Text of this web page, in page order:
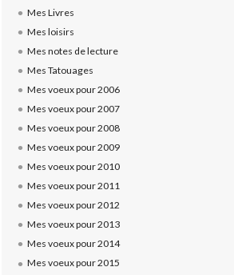
Mes Livres
Mes loisirs
Mes notes de lecture
Mes Tatouages
Mes voeux pour 2006
Mes voeux pour 2007
Mes voeux pour 2008
Mes voeux pour 2009
Mes voeux pour 2010
Mes voeux pour 2011
Mes voeux pour 2012
Mes voeux pour 2013
Mes voeux pour 2014
Mes voeux pour 2015